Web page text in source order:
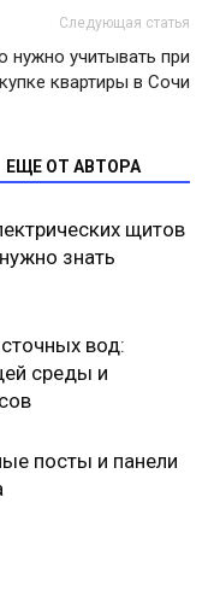
Следующая статья
нужно учитывать при
квартиры в Сочи
ЕЩЕ ОТ АВТОРА
щитов
знать
вод:
среды и
посты и панели